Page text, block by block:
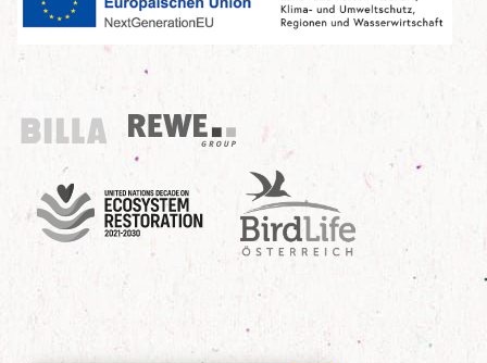
Billa
REWE Group
UN Decade
Birdlife